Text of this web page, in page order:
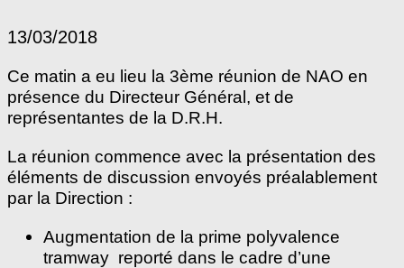
13/03/2018
Ce matin a eu lieu la 3ème réunion de NAO en
présence du Directeur Général, et de
représentantes de la D.R.H.
La réunion commence avec la présentation des
éléments de discussion envoyés préalablement
par la Direction :
Augmentation de la prime polyvalence
tramway reporté dans le cadre d’une